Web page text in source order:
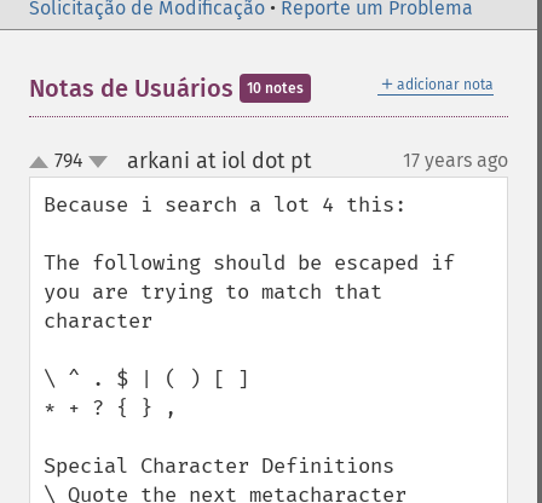
Solicitação de Modificação • Reporte um Problema
＋ adicionar nota
Notas de Usuários 10 notes
up
down
794 arkani at iol dot pt¶ 17 years ago
Because i search a lot 4 this:
The following should be escaped if
you are trying to match that
character
\ ^ . $ | ( ) [ ]
* + ? { } ,
Special Character Definitions
\ Quote the next metacharacter